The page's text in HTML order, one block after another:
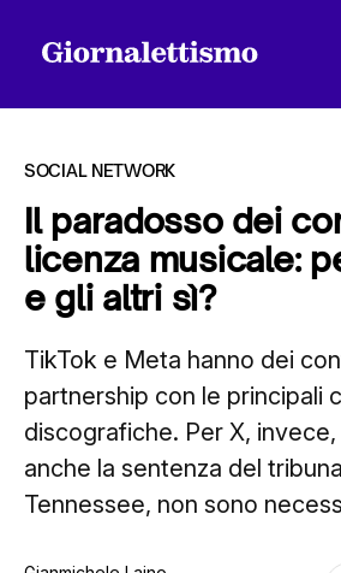
Tutti gli articoli
Chi siamo
Contatti
SOCIAL NETWORK
Il paradosso dei
licenza musicale:
e gli altri sì?
TikTok e Meta hanno dei
partnership con le principali
discografiche. Per X,
anche la sentenza del
Tennessee, non sono